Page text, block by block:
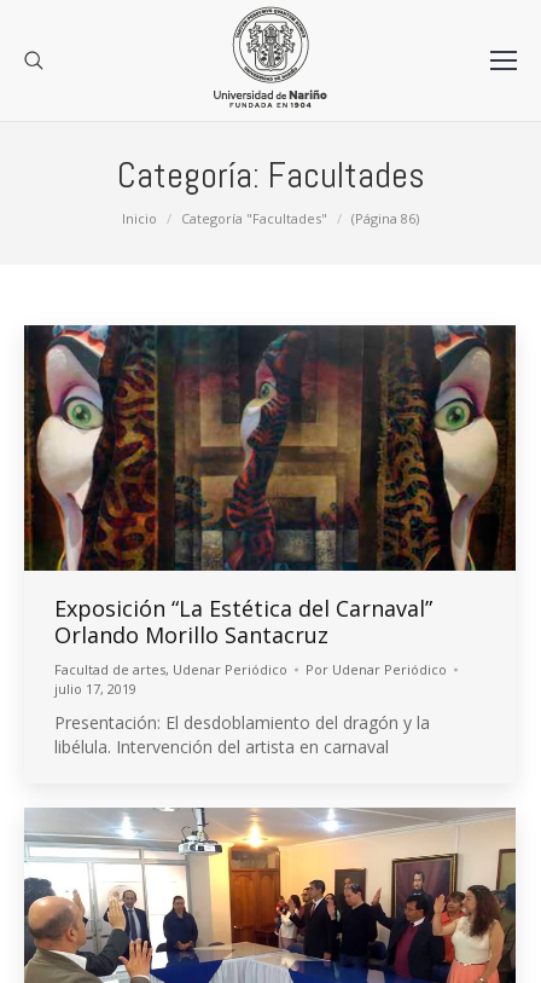
Categoría: Facultades
Inicio Categoría "Facultades" (Página 86)
Exposición “La Estética del Carnaval”
Orlando Morillo Santacruz
Facultad de artes, Udenar Periódico Por Udenar Periódico
julio 17, 2019
Presentación: El desdoblamiento del dragón y la
libélula. Intervención del artista en carnaval